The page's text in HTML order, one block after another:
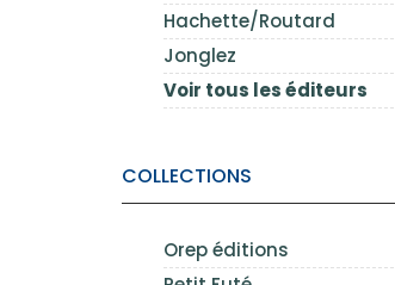
Hachette/Routard
Jonglez
Voir tous les éditeurs
COLLECTIONS
Orep éditions